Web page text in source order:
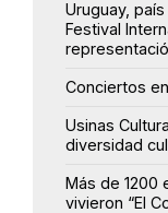
Uruguay,
Festival
Conciertos
Usinas
diversidad
Más de 1200
vivieron “El